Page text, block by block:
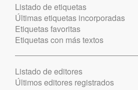
Listado de etiquetas
Últimas etiquetas incorporadas
Etiquetas favoritas
Etiquetas con más textos
Listado de editores
Últimos editores registrados